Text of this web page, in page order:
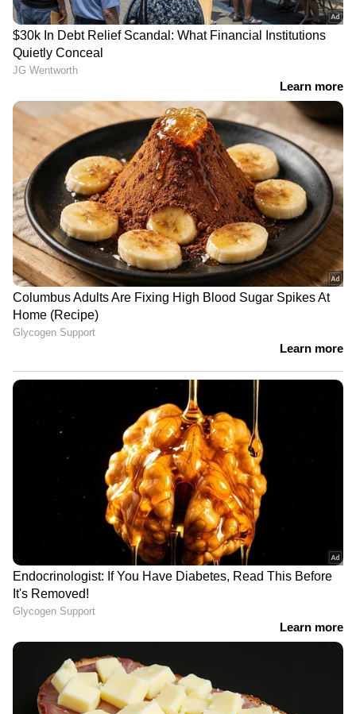
ഹെലികോപ്റ്ററിലും തെരച്ചിൽ;‍‍‍
ബോട്ടുകളിൽ വിവിധ
സംഘങ്ങളായി തിരിഞ്ഞ്